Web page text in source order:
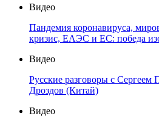
Видео
Пандемия коронавируса,
кризис, ЕАЭС и ЕС: победа
Видео
Русские разговоры с
Дроздов (Китай)
Видео